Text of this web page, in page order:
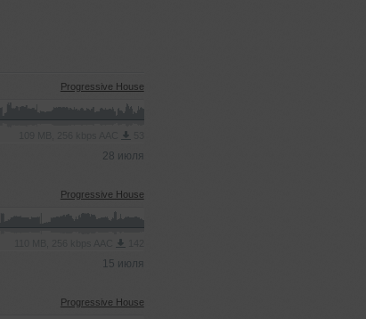
Progressive House
28 июля
Progressive House
15 июля
Progressive House